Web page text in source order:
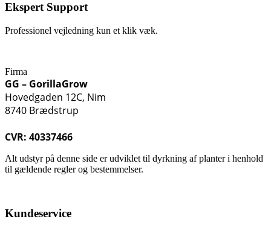
Ekspert Support
Professionel vejledning kun et klik væk.
Firma
GG – GorillaGrow
Hovedgaden 12C, Nim
8740 Brædstrup
CVR: 40337466
Alt udstyr på denne side er udviklet til dyrkning af planter i henhold
til gældende regler og bestemmelser.
Kundeservice